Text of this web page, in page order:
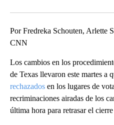
Por Fredreka Schouten, Arlette
CNN
Los cambios en los
de Texas llevaron este martes a
rechazados en los lugares de
recriminaciones airadas de los
última hora para retrasar el